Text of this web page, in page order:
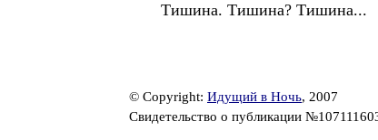
Тишина. Тишина? Тишина...
© Copyright: Идущий в Ночь, 2007
Свидетельство о публикации